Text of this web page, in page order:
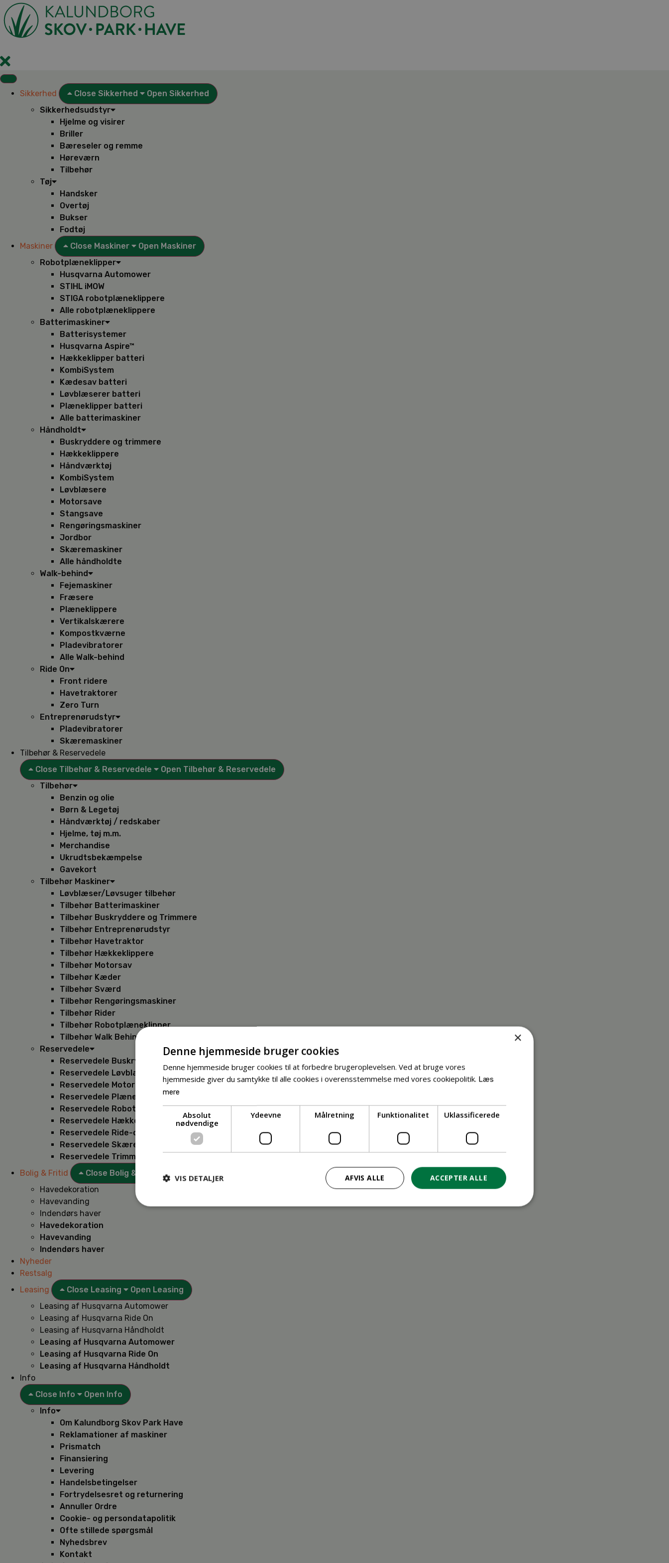
Videre
til
indhold
Sikkerhed Close Sikkerhed
Open Sikkerhed
Sikkerhedsudstyr
Hjelme og visirer
Briller
Bæreseler og remme
Høreværn
Tilbehør
Tøj
Handsker
Overtøj
Bukser
Fodtøj
Maskiner
Close Maskiner
Open Maskiner
Robotplæneklipper
Husqvarna Automower
STIHL iMOW
STIGA robotplæneklippere
Alle robotplæneklippere
Batterimaskiner
Batterisystemer
Husqvarna Aspire™
Hækkeklipper batteri
KombiSystem
Kædesav batteri
Løvblæserer batteri
Plæneklipper batteri
Alle batterimaskiner
Håndholdt
Buskryddere og trimmere
Hækkeklippere
Håndværktøj
KombiSystem
Løvblæsere
Motorsave
Stangsave
Rengøringsmaskiner
Jordbor
Skæremaskiner
Alle håndholdte
Walk-behind
Fejemaskiner
Fræsere
Plæneklippere
Vertikalskærere
Kompostkværne
Pladevibratorer
Alle Walk-behind
Ride On
Front ridere
Havetraktorer
Zero Turn
Entreprenørudstyr
Pladevibratorer
Skæremaskiner
Tilbehør & Reservedele
Close Tilbehør & Reservedele
Open Tilbehør & Reservedele
Tilbehør
Benzin og olie
Børn & Legetøj
Håndværktøj / redskaber
Hjelme, tøj m.m.
Merchandise
Ukrudtsbekæmpelse
Gavekort
Tilbehør Maskiner
Løvblæser/Løvsuger tilbehør
Tilbehør Batterimaskiner
Tilbehør Buskryddere og Trimmere
Tilbehør Entreprenørudstyr
Tilbehør Havetraktor
Tilbehør Hækkeklippere
Tilbehør Motorsav
Tilbehør Kæder
Tilbehør Sværd
Tilbehør Rengøringsmaskiner
Tilbehør Rider
Tilbehør Robotplæneklipper
Tilbehør Walk Behind
Reservedele
Reservedele Buskryddere
Reservedele Løvblæsere
Reservedele Motorsave
Reservedele Plæneklippere
Reservedele Robotplæneklippere
Reservedele Hækkeklippere
Reservedele Ride-on
Reservedele Skæremaskiner
Reservedele Trimmere
Bolig & Fritid
Close Bolig & Fritid
Havedekoration
Havevanding
Indendørs haver
Havedekoration
Havevanding
Indendørs haver
Nyheder
Restsalg
Leasing
Close Leasing
Open Leasing
Leasing af Husqvarna Automower
Leasing af Husqvarna Ride On
Leasing af Husqvarna Håndholdt
Leasing af Husqvarna Automower
Leasing af Husqvarna Ride On
Leasing af Husqvarna Håndholdt
Info
Close Info
Open Info
Info
Om Kalundborg Skov Park Have
Reklamationer af maskiner
Prismatch
Finansiering
Levering
Handelsbetingelser
Fortrydelsesret og returnering
Annuller Ordre
Cookie- og persondatapolitik
Ofte stillede spørgsmål
Nyhedsbrev
Kontakt
×
Denne hjemmeside bruger cookies
Denne hjemmeside bruger cookies til at forbedre brugeroplevelsen. Ved at bruge vores
hjemmeside giver du samtykke til alle cookies i overensstemmelse med vores cookiepolitik. Læs
mere
Absolut
nødvendige
Ydeevne Målretning Funktionalitet Uklassificerede
ACCEPTER ALLE
AFVIS ALLE
VIS DETALJER